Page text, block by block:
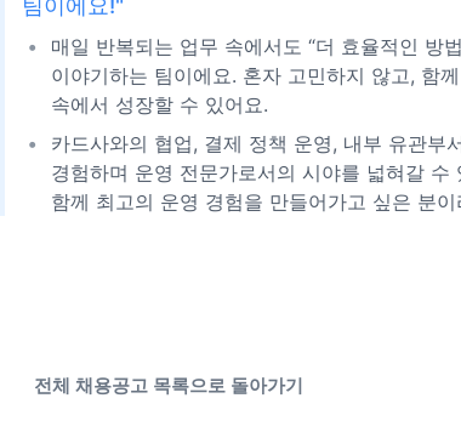
팀이에요!"
매일 반복되는 업무 속에서도 “더 효율적인 방
이야기하는 팀이에요. 혼자 고민하지 않고, 함
속에서 성장할 수 있어요.
카드사와의 협업, 결제 정책 운영, 내부 유관부
경험하며 운영 전문가로서의 시야를 넓혀갈 수
함께 최고의 운영 경험을 만들어가고 싶은 분
전체 채용공고 목록으로 돌아가기